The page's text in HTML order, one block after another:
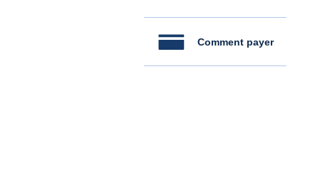
Comment payer